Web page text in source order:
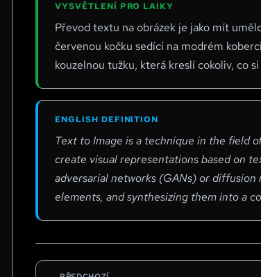
VYSVĚTLENÍ PRO LAIKY
Převod textu na obrázek je jako mít
červenou kočku sedící na modrém
kouzelnou tužku, která kreslí cokoliv, co
ENGLISH DEFINITION
Text to Image is a technique in the field
create visual representations based on
adversarial networks (GANs) or
elements, and synthesizing them into a